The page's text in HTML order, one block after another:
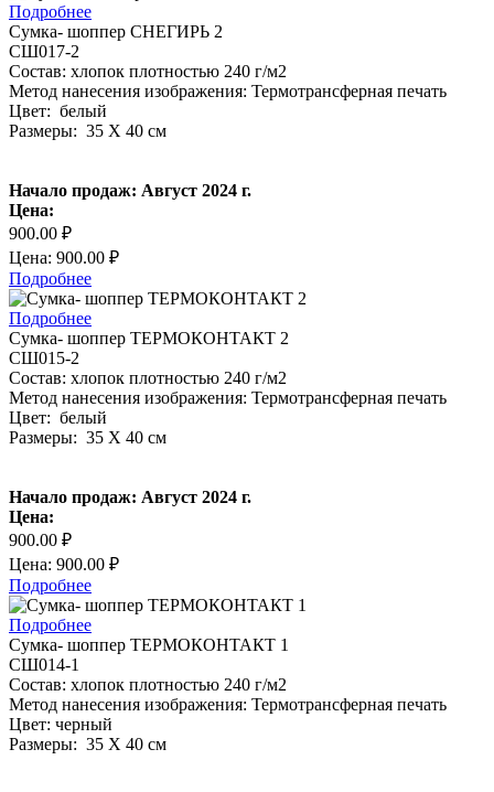
Подробнее
Сумка- шоппер СНЕГИРЬ 2
СШ017-2
Состав: хлопок плотностью 240 г/м2
Метод нанесения изображения: Термотрансферная печать
Цвет: белый
Размеры: 35 Х 40 см
Начало продаж: Август 2024 г.
Цена:
900.00 ₽
Цена: 900.00 ₽
Подробнее
Подробнее
Сумка- шоппер ТЕРМОКОНТАКТ 2
СШ015-2
Состав: хлопок плотностью 240 г/м2
Метод нанесения изображения: Термотрансферная печать
Цвет: белый
Размеры: 35 Х 40 см
Начало продаж: Август 2024 г.
Цена:
900.00 ₽
Цена: 900.00 ₽
Подробнее
Подробнее
Сумка- шоппер ТЕРМОКОНТАКТ 1
СШ014-1
Состав: хлопок плотностью 240 г/м2
Метод нанесения изображения: Термотрансферная печать
Цвет: черный
Размеры: 35 Х 40 см